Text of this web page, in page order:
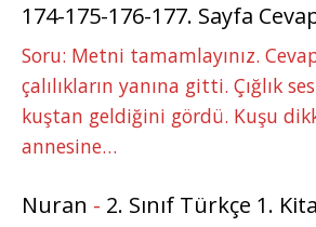
174-175-176-177. Sayfa
Soru: Metni tamamlayınız.
çalılıkların yanına gitti. Çığlık
kuştan geldiğini gördü. Kuşu
annesine…
Nuran - 2. Sınıf Türkçe 1.